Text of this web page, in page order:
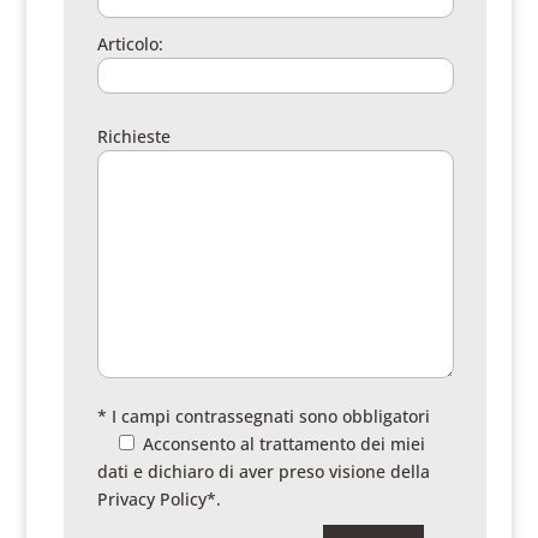
Articolo:
Richieste
* I campi contrassegnati sono obbligatori
Acconsento al trattamento dei miei
dati e dichiaro di aver preso visione della
Privacy Policy*.